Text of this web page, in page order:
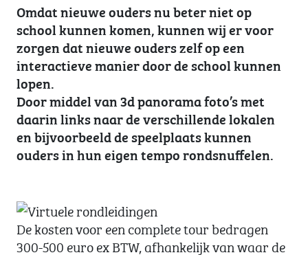
Omdat nieuwe ouders nu beter niet op
school kunnen komen, kunnen wij er voor
zorgen dat nieuwe ouders zelf op een
interactieve manier door de school kunnen
lopen.
Door middel van 3d panorama foto’s met
daarin links naar de verschillende lokalen
en bijvoorbeeld de speelplaats kunnen
ouders in hun eigen tempo rondsnuffelen.
De kosten voor een complete tour bedragen
300-500 euro ex BTW, afhankelijk van waar de